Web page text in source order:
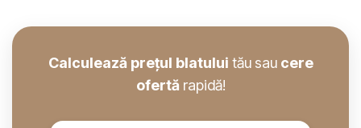
Calculează prețul blatului tău sau cere
ofertă rapidă!